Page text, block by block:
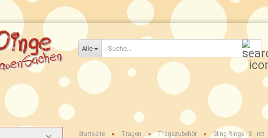
Alle
Startseite » Tragen » Tragezubehör » Sling Ringe - S - rot